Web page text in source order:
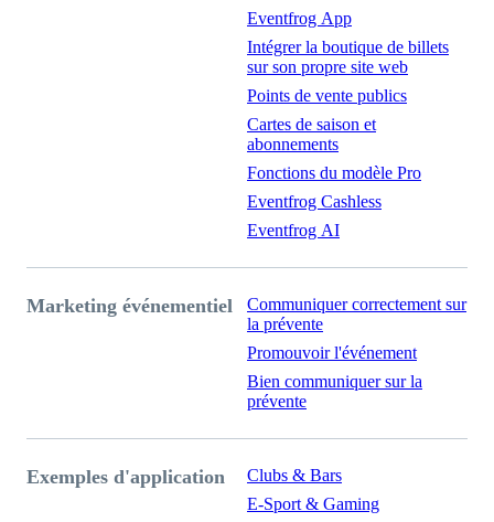
Eventfrog App
Intégrer la boutique de billets
sur son propre site web
Points de vente publics
Cartes de saison et
abonnements
Fonctions du modèle Pro
Eventfrog Cashless
Eventfrog AI
Marketing événementiel
Communiquer correctement sur
la prévente
Promouvoir l'événement
Bien communiquer sur la
prévente
Exemples d'application
Clubs & Bars
E-Sport & Gaming